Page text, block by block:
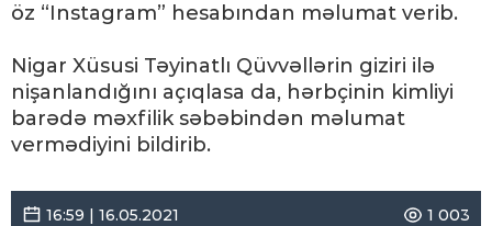
öz “Instagram” hesabından məlumat verib.
Nigar Xüsusi Təyinatlı Qüvvəllərin giziri ilə
nişanlandığını açıqlasa da, hərbçinin kimliyi
barədə məxfilik səbəbindən məlumat
vermədiyini bildirib.
16:59 | 16.05.2021 1 003